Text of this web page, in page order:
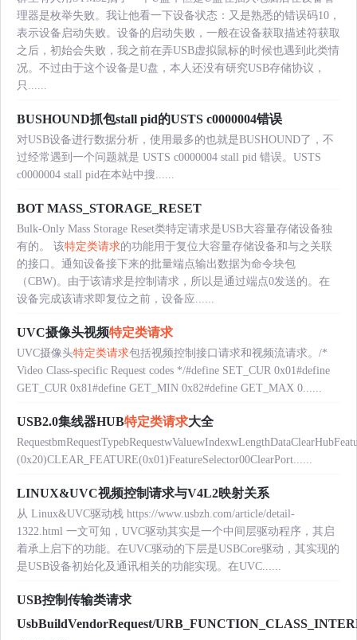
理器是枚举失败。我让他看一下设备状态：又是熟悉的错误码10，
表示设备启动失败。设备的启动失败，一般在设备获取描述符获取
之后，初始会失败，我之前在弄USB虚拟鼠标的时候也遇到此类情
况。不过由于这个设备是U盘，本人还没有研究USB存储协议，
只......
BUSHOUND抓包stall pid的USTS c0000004错误
对USB设备进行数据分析，使用最多的也就是BUSHOUND了，不
过经常遇到一个问题就是 USTS c0000004 stall pid 错误。USTS
c0000004 stall pid在本站中搜......
BOT MASS_STORAGE_RESET
Bulk-Only Mass Storage Reset类特定请求是USB大容量存储设备独
有的。 该特定类请求的功能用于复位大容量存储设备和与之关联
的接口。通知设备接下来的批量端点输出数据为命令块包
（CBW)。由于该请求是控制请求，所以是通过端点0发送的。在
设备完成该请求即复位之前，设备应......
UVC摄像头视频特定类请求
UVC摄像头特定类请求包括视频控制接口请求和视频流请求。/*
Video Class-specific Request codes */#define SET_CUR 0x01#define
GET_CUR 0x81#define GET_MIN 0x82#define GET_MAX 0......
USB2.0集线器HUB特定类请求大全
(0x20)CLEAR_FEATURE(0x01)FeatureSelector00ClearPort......
LINUX&UVC视频控制请求与V4L2映射关系
从 Linux&UVC驱动栈 https://www.usbzh.com/article/detail-
1322.html 一文可知，UVC驱动其实是一个中间层驱动程序，其启
着承上启下的功能。在UVC驱动的下层是USBCore驱动，其实现的
是USB设备初始化及通讯相关的功能实现。在UVC......
USB控制传输类请求
UsbBuildVendorRequest/